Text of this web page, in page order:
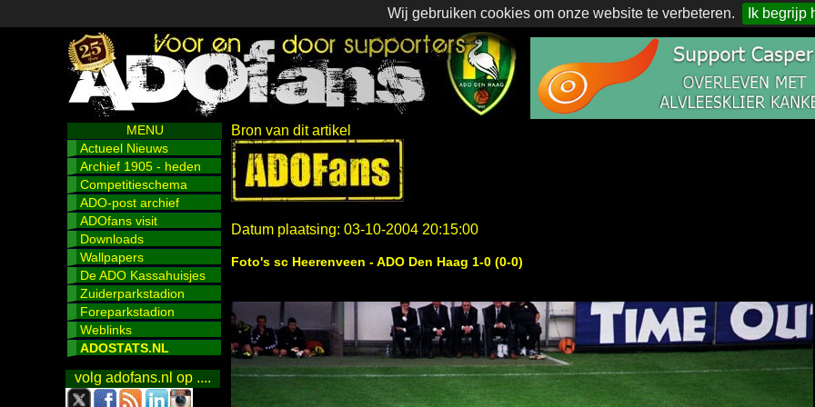
Wij gebruiken cookies om onze website te verbeteren. Ik begrijp
MENU
Actueel Nieuws
Archief 1905 - heden
Competitieschema
ADO-post archief
ADOfans visit
Downloads
Wallpapers
De ADO Kassahuisjes
Zuiderparkstadion
Foreparkstadion
Weblinks
ADOSTATS.NL
volg adofans.nl op ....
Bron van dit artikel
Datum plaatsing: 03-10-2004 20:15:00
Foto's sc Heerenveen - ADO Den Haag 1-0 (0-0)